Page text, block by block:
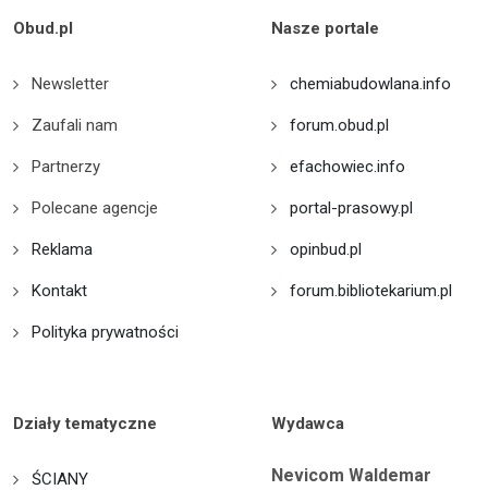
Obud.pl
Newsletter
Zaufali nam
Partnerzy
Polecane agencje
Reklama
Kontakt
Polityka prywatności
Nasze portale
chemiabudowlana.info
forum.obud.pl
efachowiec.info
portal-prasowy.pl
opinbud.pl
forum.bibliotekarium.pl
Działy tematyczne
ŚCIANY
Wydawca
Nevicom Waldemar